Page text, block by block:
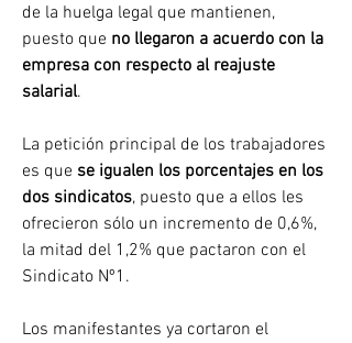
de la huelga legal que mantienen,
puesto que no llegaron a acuerdo con la
empresa con respecto al reajuste
salarial.
La petición principal de los trabajadores
es que se igualen los porcentajes en los
dos sindicatos, puesto que a ellos les
ofrecieron sólo un incremento de 0,6%,
la mitad del 1,2% que pactaron con el
Sindicato Nº1.
Los manifestantes ya cortaron el